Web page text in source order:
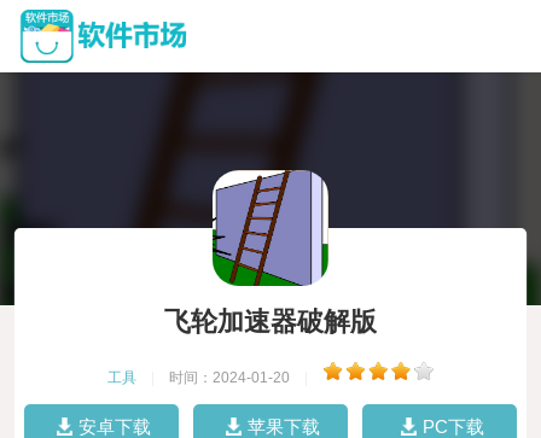
飞轮加速器破解版
工具 时间：2024-01-20
安卓下载 苹果下载 PC下载